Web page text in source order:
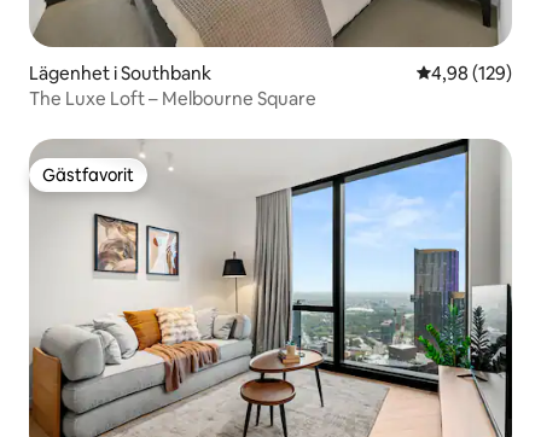
Lägenhet i Southbank 4,98 av 5 i
4,98 (129)
The Luxe Loft – Melbourne Square
Gästfavorit
Gästfavorit